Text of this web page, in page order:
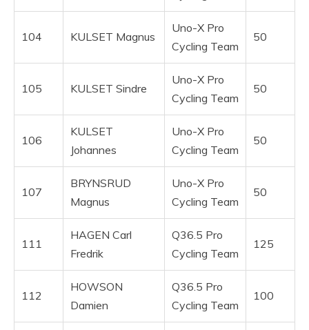
104 KULSET Magnus
Uno-X Pro
Cycling Team
50
105 KULSET Sindre
Uno-X Pro
Cycling Team
50
106
KULSET
Johannes
Uno-X Pro
Cycling Team
50
107
BRYNSRUD
Magnus
Uno-X Pro
Cycling Team
50
111
HAGEN Carl
Fredrik
Q36.5 Pro
Cycling Team
125
112
HOWSON
Damien
Q36.5 Pro
Cycling Team
100